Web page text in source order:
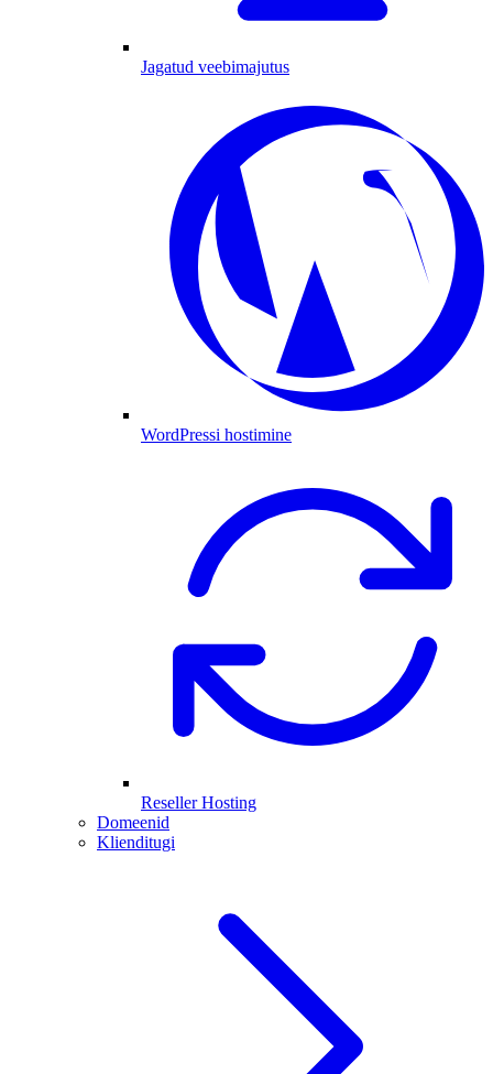
Jagatud veebimajutus
WordPressi hostimine
Reseller Hosting
Domeenid
Klienditugi